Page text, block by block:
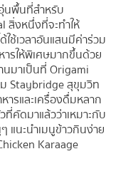
นพื้นที่สำหรับ
สิ่งหนึ่งที่จะทำให้
ช้เวลาอันแสนมีค่าร่วม
รให้พิเศษมากขึ้นด้วย
มาเป็นที่ Origami
Staybridge สุขุมวิท
รและเครื่องดื่มหลาก
คัดมาแล้วว่าเหมาะกับ
แนะนำเมนูข้าวกินง่าย
Karaage